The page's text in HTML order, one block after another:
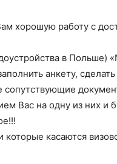
хорошую работу с
в Польше)
анкету,
сопутствующие
на одну из них и
касаются